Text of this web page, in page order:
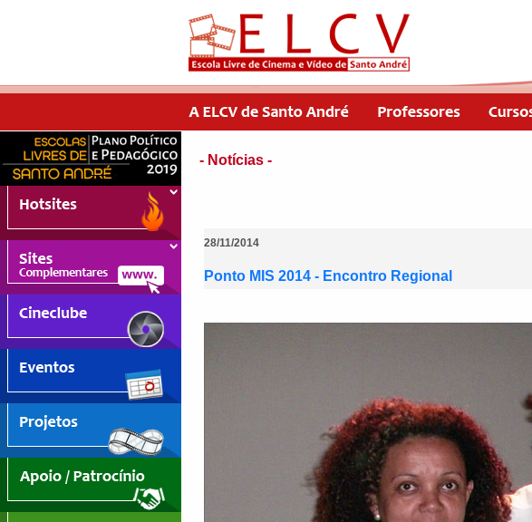
- Notícias -
28/11/2014
Ponto MIS 2014 - Encontro Regional